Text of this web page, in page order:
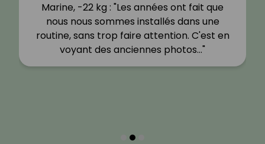
Marine, -22 kg : "Les années ont fait que
nous nous sommes installés dans une
routine, sans trop faire attention. C'est en
voyant des anciennes photos…"